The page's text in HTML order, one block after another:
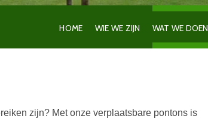
HOME WIE WE ZIJN WAT WE DOEN
zijn? Met onze verplaatsbare pontons is